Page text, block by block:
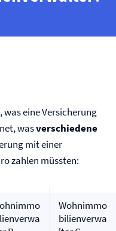
eine Versicherung
wasverschiedene
mit einer
zahlen müssten:
Wohnimmo
bilienverwa